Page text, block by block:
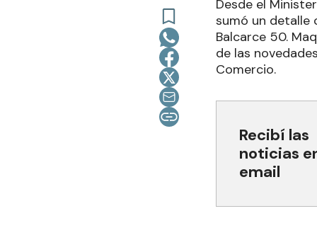
Desde el
sumó un detalle
Balcarce 50.
de las
Comercio.
Recibí las
noticias
email